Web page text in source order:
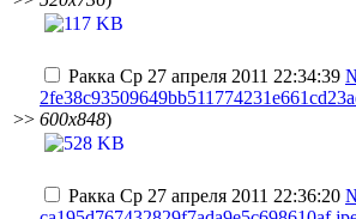
>>
Ракка Ср 27 апреля 2011 22:34:39
600x848)
Ракка Ср 27 апреля 2011 22:36:20